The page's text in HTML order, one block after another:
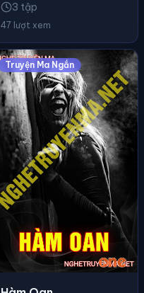
3 tập
47 lượt xem
Truyện Ma Ngắn